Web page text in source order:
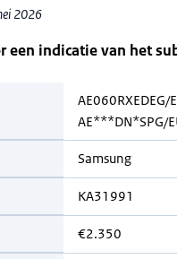
2026
een indicatie van het
AE060RXEDEG/
AE***DN*SPG/
Samsung
KA31991
€2.350